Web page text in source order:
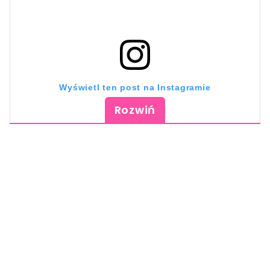
Wyświetl ten post na Instagramie
Rozwiń